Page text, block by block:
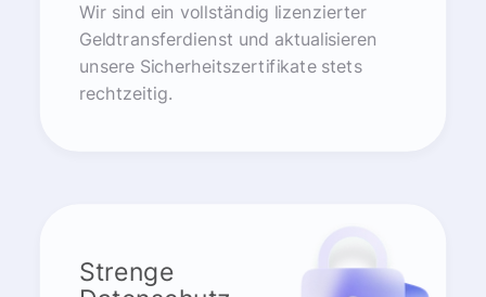
Wir sind ein vollständig lizenzierter
Geldtransferdienst und aktualisieren
unsere Sicherheitszertifikate stets
rechtzeitig.
Strenge